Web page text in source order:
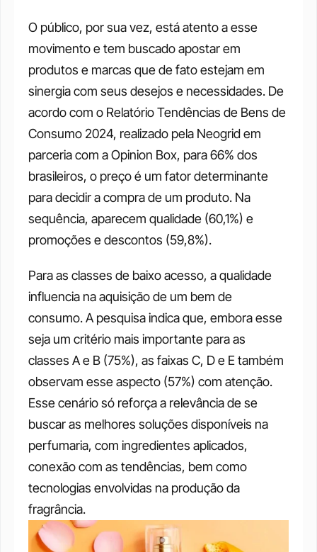
O público, por sua vez, está atento a esse
movimento e tem buscado apostar em
produtos e marcas que de fato estejam em
sinergia com seus desejos e necessidades. De
acordo com o Relatório Tendências de Bens de
Consumo 2024, realizado pela Neogrid em
parceria com a Opinion Box, para 66% dos
brasileiros, o preço é um fator determinante
para decidir a compra de um produto. Na
sequência, aparecem qualidade (60,1%) e
promoções e descontos (59,8%).
Para as classes de baixo acesso, a qualidade
influencia na aquisição de um bem de
consumo. A pesquisa indica que, embora esse
seja um critério mais importante para as
classes A e B (75%), as faixas C, D e E também
observam esse aspecto (57%) com atenção.
Esse cenário só reforça a relevância de se
buscar as melhores soluções disponíveis na
perfumaria, com ingredientes aplicados,
conexão com as tendências, bem como
tecnologias envolvidas na produção da
fragrância.